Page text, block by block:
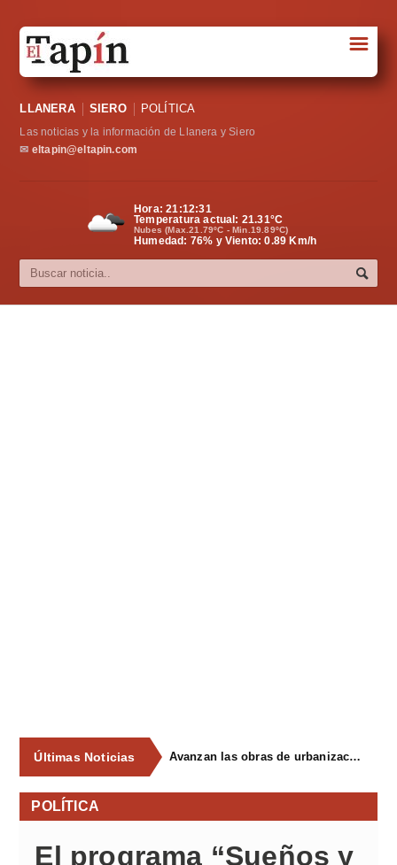
Sociedad
Política
Cultura
☰
LLANERA SIERO POLÍTICA
Las noticias y la información de Llanera y Siero
✉ eltapin@eltapin.com
Hora:21:12:32
Temperatura actual: 21.31°C
Nubes (Max.21.79ºC - Min.19.89ºC)
Humedad: 76% y Viento: 0.89 Km/h
Últimas Noticias Avanzan las obras de urbanización del parque de La Reconquista, en los terrenos del antiguo matadero de Pola de Siero
POLÍTICA
El programa “Sueños y